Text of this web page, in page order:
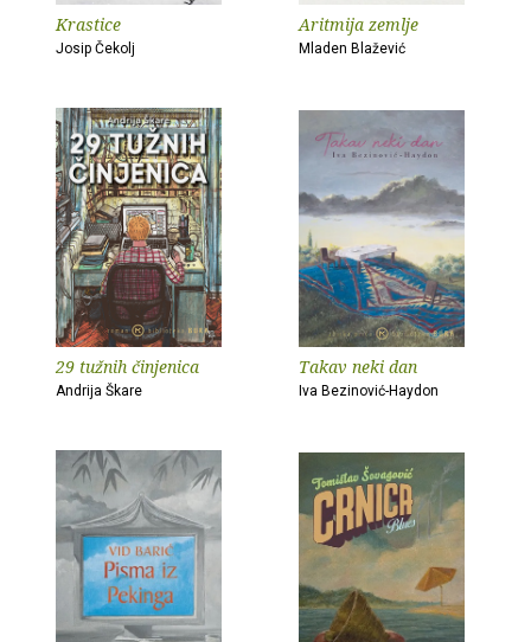
Krastice
Josip Čekolj
Aritmija zemlje
Mladen Blažević
29 tužnih činjenica
Andrija Škare
Takav neki dan
Iva Bezinović-Haydon